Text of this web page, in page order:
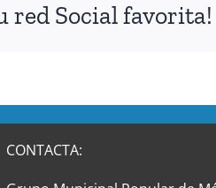
red Social favorita!
CONTACTA: